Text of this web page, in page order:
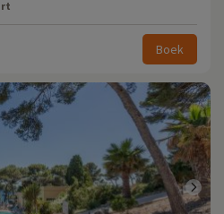
Boek